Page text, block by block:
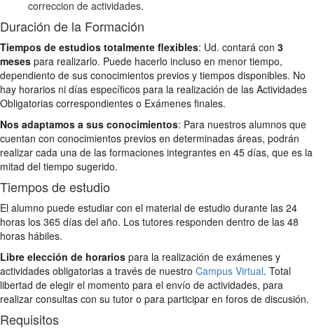
correccion de actividades.
Duración de la Formación
Tiempos de estudios totalmente flexibles: Ud. contará con 3
meses para realizarlo. Puede hacerlo incluso en menor tiempo,
dependiento de sus conocimientos previos y tiempos disponibles. No
hay horarios ni días específicos para la realización de las Actividades
Obligatorias correspondientes o Exámenes finales.
Nos adaptamos a sus conocimientos: Para nuestros alumnos que
cuentan con conocimientos previos en determinadas áreas, podrán
realizar cada una de las formaciones integrantes en 45 días, que es la
mitad del tiempo sugerido.
Tiempos de estudio
El alumno puede estudiar con el material de estudio durante las 24
horas los 365 días del año. Los tutores responden dentro de las 48
horas hábiles.
Libre elección de horarios para la realización de exámenes y
actividades obligatorias a través de nuestro Campus Virtual. Total
libertad de elegir el momento para el envío de actividades, para
realizar consultas con su tutor o para participar en foros de discusión.
Requisitos